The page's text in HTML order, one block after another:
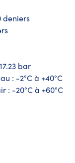
deniers
bar
: -2°C à +40°C
: -20°C à +60°C